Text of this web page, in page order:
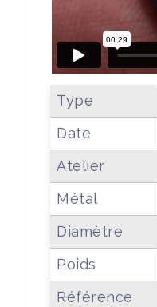
Type
Date
Atelier
Métal
Diamètre
Poids
Référence